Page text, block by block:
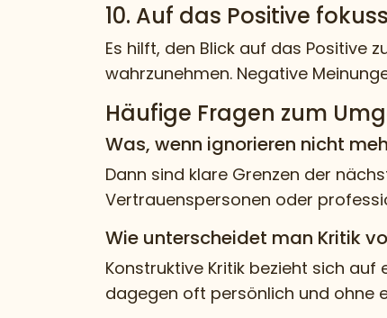
10. Auf das Positive
Es hilft, den Blick auf das Positive
wahrzunehmen. Negative
Häufige Fragen zum
Was, wenn ignorieren nicht
Dann sind klare Grenzen der
Vertrauenspersonen oder
Wie unterscheidet man Kritik
Konstruktive Kritik bezieht sich auf
dagegen oft persönlich und ohne